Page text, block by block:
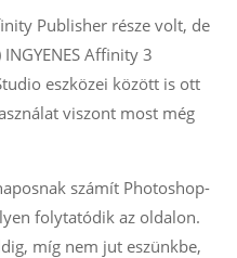
Publisher része volt, de
Affinity 3
eszközei között is ott
viszont most még
számít Photoshop-
folytatódik az oldalon.
míg nem jut eszünkbe,